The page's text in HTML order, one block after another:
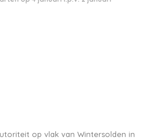
op vlak van Wintersolden in